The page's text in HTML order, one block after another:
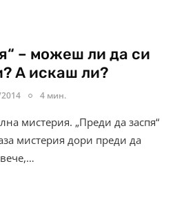
– можеш ли да си
А искаш ли?
4 мин.
мистерия. „Преди да заспя“
мистерия дори преди да